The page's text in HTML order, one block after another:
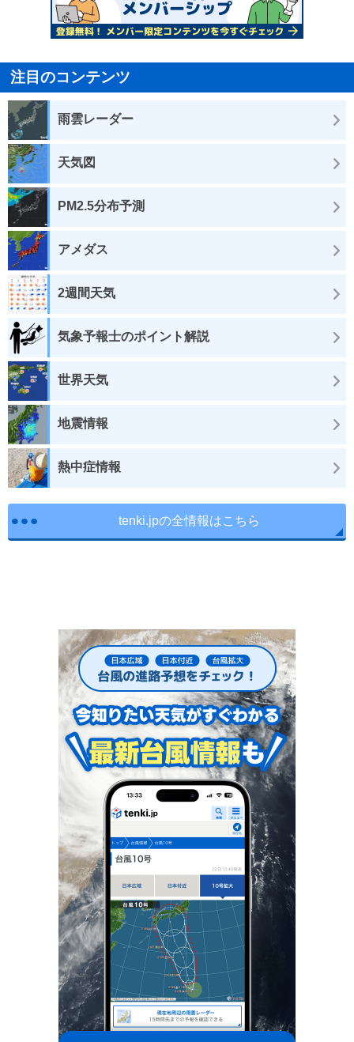
注目のコンテンツ
雨雲レーダー
天気図
PM2.5分布予測
アメダス
2週間天気
気象予報士のポイント解説
世界天気
地震情報
熱中症情報
tenki.jpの全情報はこちら